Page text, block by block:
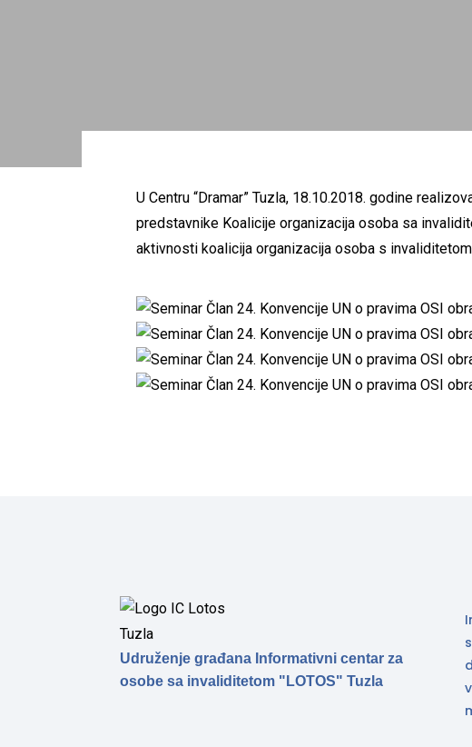
U Centru “Dramar” Tuzla, 18.10.2018. godine
predstavnike Koalicije organizacija osoba sa
aktivnosti koalicija organizacija osoba s
Udruženje građana Informativni centar za
osobe sa invaliditetom "LOTOS" Tuzla